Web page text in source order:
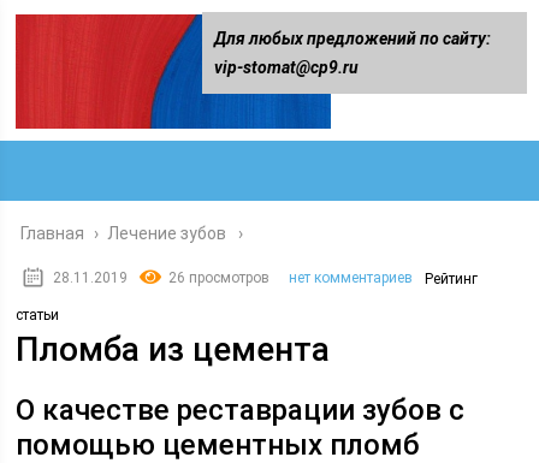
Главная › Лечение зубов
28.11.2019 26 просмотров нет комментариев Рейтинг
статьи
Пломба из цемента
О качестве реставрации зубов с
помощью цементных пломб
Для любых предложений по сайту:
vip-stomat@cp9.ru